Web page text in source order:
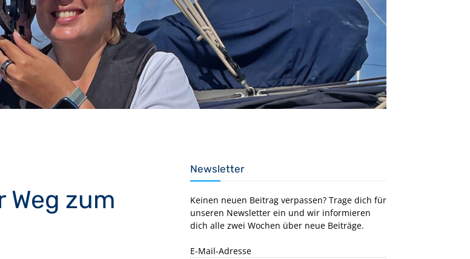
zum
Newsletter
Keinen neuen Beitrag verpassen? Trage dich für
unseren Newsletter ein und wir informieren
dich alle zwei Wochen über neue Beiträge.
E-Mail-Adresse